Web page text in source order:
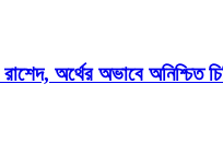
অর্থের অভাবে অনিশ্চিত